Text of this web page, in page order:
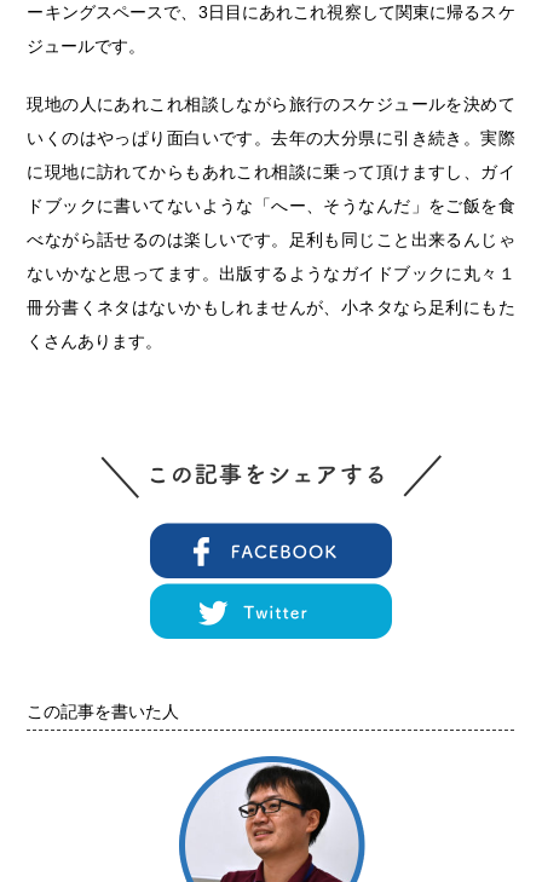
ーキングスペースで、3日目にあれこれ視察して関東に帰るスケ
ジュールです。
現地の人にあれこれ相談しながら旅行のスケジュールを決めて
いくのはやっぱり面白いです。去年の大分県に引き続き。実際
に現地に訪れてからもあれこれ相談に乗って頂けますし、ガイ
ドブックに書いてないような「へー、そうなんだ」をご飯を食
べながら話せるのは楽しいです。足利も同じこと出来るんじゃ
ないかなと思ってます。出版するようなガイドブックに丸々１
冊分書くネタはないかもしれませんが、小ネタなら足利にもた
くさんあります。
この記事を書いた人